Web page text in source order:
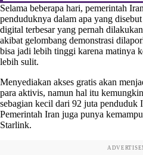
Selama beberapa hari, pemerintah
penduduknya dalam apa yang
digital terbesar yang pernah
akibat gelombang demonstrasi
bisa jadi lebih tinggi karena matinya
lebih sulit.
Menyediakan akses gratis akan
para aktivis, namun hal itu
sebagian kecil dari 92 juta penduduk
Pemerintah Iran juga punya
Starlink.